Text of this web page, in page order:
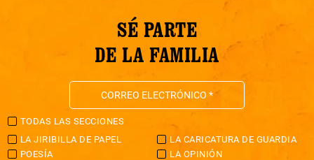
SÉ PARTE
DE LA FAMILIA
TODAS LAS SECCIONES
LA JIRIBILLA DE PAPEL
LA CARICATURA DE GUARDIA
POESÍA
LA OPINIÓN